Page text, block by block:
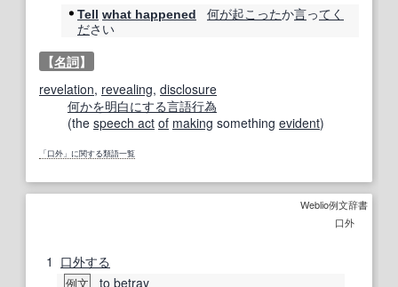
Tell what happened 何が起こったか言ってく
ださい
【名詞】
revelation, revealing, disclosure
何かを明白にする言語行為
(the speech act of making something evident)
「口外」に関する類語一覧
Weblio例文辞書
口外
1 口外する
例文 to betray